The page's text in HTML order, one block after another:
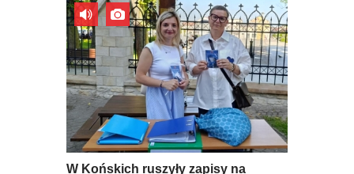
W Końskich ruszyły zapisy na